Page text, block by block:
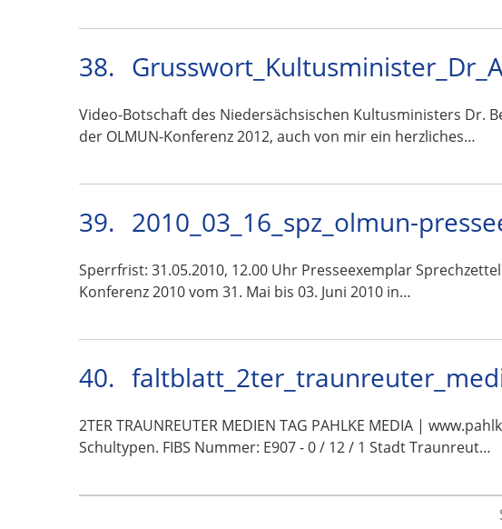
38.
Video-Botschaft des Niedersächsischen Kultusministers Dr.
der OLMUN-Konferenz 2012, auch von mir ein herzliches…
39. 2010_03_16_spz_olmun-
Sperrfrist: 31.05.2010, 12.00 Uhr Presseexemplar
Konferenz 2010 vom 31. Mai bis 03. Juni 2010 in…
40.
2TER TRAUNREUTER MEDIEN TAG PAHLKE MEDIA |
Schultypen. FIBS Nummer: E907 - 0 / 12 / 1 Stadt Traunreut…